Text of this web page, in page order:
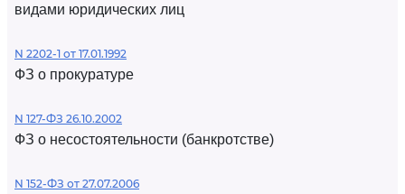
видами юридических лиц
N 2202-1 от 17.01.1992
ФЗ о прокуратуре
N 127-ФЗ 26.10.2002
ФЗ о несостоятельности (банкротстве)
N 152-ФЗ от 27.07.2006